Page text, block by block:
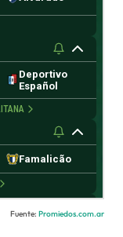
Fuente: Promiedos.com.ar